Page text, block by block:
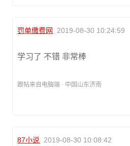
罚单缴费网 2019-08-30 10:24:59
学习了 不错 非常棒
跟帖来自电脑端 · 中国山东济南
87小说 2019-08-30 10:08:42